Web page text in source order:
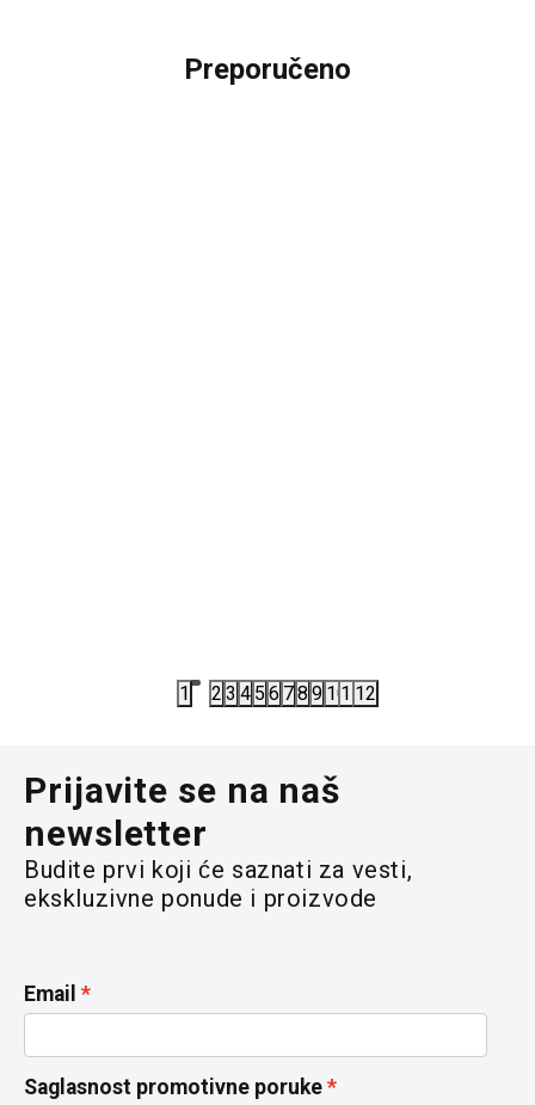
Preporučeno
1 2 3 4 5 6 78 9 101112
Prijavite se na naš
newsletter
Budite prvi koji će saznati za vesti,
ekskluzivne ponude i proizvode
Email
Saglasnost promotivne poruke